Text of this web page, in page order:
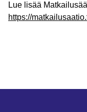
Lue lisää
https://